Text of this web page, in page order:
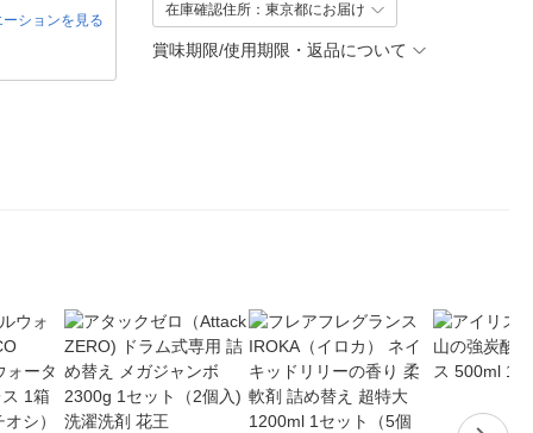
ションを見る
在庫確認住所：東京都にお届け
賞味期限/使用期限・返品について